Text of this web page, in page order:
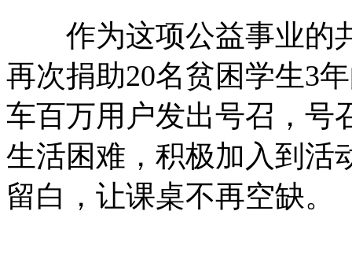
作为这项公益事业的
再次捐助20名贫困学生3
车百万用户发出号召，号
生活困难，积极加入到活
留白，让课桌不再空缺。